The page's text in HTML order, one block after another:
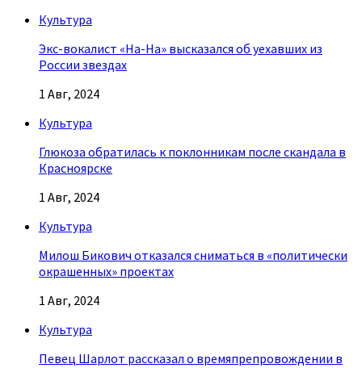
Культура
Экс-вокалист «На-На» высказался об уехавших из
России звездах
1 Авг, 2024
Культура
Глюкоза обратилась к поклонникам после скандала в
Красноярске
1 Авг, 2024
Культура
Милош Бикович отказался сниматься в «политически
окрашенных» проектах
1 Авг, 2024
Культура
Певец Шарлот рассказал о времяпрепровождении в